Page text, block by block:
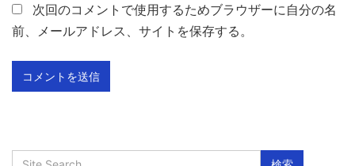
次回のコメントで使用するためブラウザーに自分の名
前、メールアドレス、サイトを保存する。